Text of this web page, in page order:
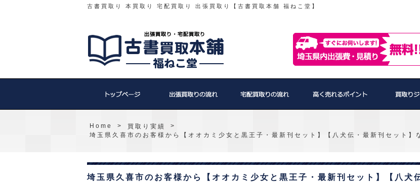
古書買取り 本買取り 宅配買取り 出張買取り【古書買取本舗 福ねこ堂】
Home > 買取り実績
>
埼玉県久喜市のお客様から【オオカミ少女と黒王子・最新刊セット】【八犬伝・最新刊セット】
埼玉県久喜市のお客様から【オオカミ少女と黒王子・最新刊セット】【八犬